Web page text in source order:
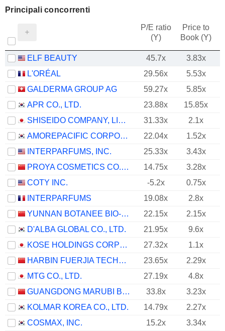
Principali concorrenti
P/E ratio
(Y)
Price to
Book (Y)
ELF BEAUTY 45.7x
3.83x
L'ORÉAL
29.56x
5.53x
GALDERMA GROUP AG
59.27x
5.85x
APR CO., LTD.
23.88x
15.85x
SHISEIDO COMPANY, LIMITED
31.33x
2.1x
AMOREPACIFIC CORPORATION
22.04x
1.52x
INTERPARFUMS, INC.
25.33x
3.43x
PROYA COSMETICS CO.,LTD.
14.75x
3.28x
COTY INC.
-5.2x
0.75x
INTERPARFUMS
19.08x
2.8x
YUNNAN BOTANEE BIO-TECHNOLOGY GROUP CO.LTD
22.15x
2.15x
D'ALBA GLOBAL CO., LTD.
21.95x
9.6x
KOSE HOLDINGS CORPORATION
27.32x
1.1x
HARBIN FUERJIA TECHNOLOGY CO., LTD.
23.65x
2.29x
MTG CO., LTD.
27.19x
4.8x
GUANGDONG MARUBI BIOTECHNOLOGY CO., LTD.
33.8x
3.23x
KOLMAR KOREA CO., LTD.
14.79x
2.27x
COSMAX, INC.
15.2x
3.34x